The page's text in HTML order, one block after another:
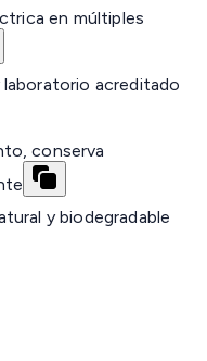
en múltiples
acreditado
conserva
y biodegradable